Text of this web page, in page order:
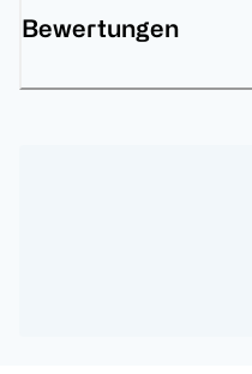
Bewertungen